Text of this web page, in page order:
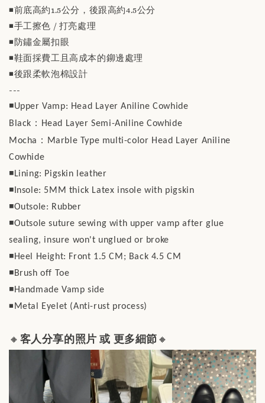
◾️前底高約1.5公分，後跟高約4.5公分
◾️手工擦色 / 打亮處理
◾️防鏽金屬扣眼
◾️鞋面採費工且高成本的鉚邊處理
◾️後跟柔軟泡棉設計
---
◾️Upper Vamp: Head Layer Aniline Cowhide
Black ：
Head Layer Semi-Aniline Cowhide
Mocha ：
Marble Type multi-color Head Layer Aniline
Cowhide
◾️Lining: Pigskin leather
◾️Insole: 5MM thick Latex insole with pigskin
◾️Outsole: Rubber
◾️Outsole suture sewing with upper vamp after glue
sealing, insure won't unglued or broke
◾️Heel Height: Front 1.5 CM; Back 4.5 CM
◾️Brush off Toe
◾️Handmade Vamp side
◾️ Metal Eyelet (Anti-rust process)
🔸 客人分享的照片 或 更多細節 🔸